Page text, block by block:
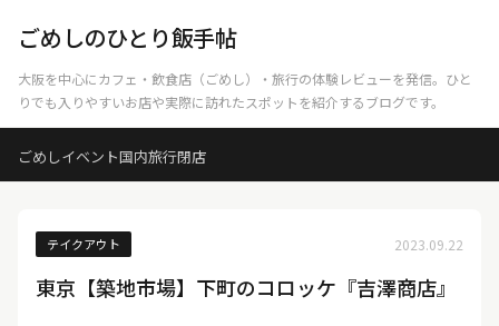
ごめしのひとり飯手帖
大阪を中心にカフェ・飲食店（ごめし）・旅行の体験レビューを発信。ひと
りでも入りやすいお店や実際に訪れたスポットを紹介するブログです。
ごめしイベント国内旅行閉店
テイクアウト 2023.09.22
東京【築地市場】下町のコロッケ『吉澤商店』